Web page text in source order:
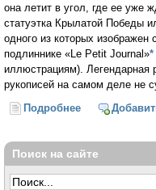
она летит в угол, где ее уже
статуэтка Крылатой Победы
одного из которых
подлиннике «Le Petit Journal»*
иллюстрациям). Легендарная
рукописей на самом деле не
Подробнее о Адское
Поиск на сайте